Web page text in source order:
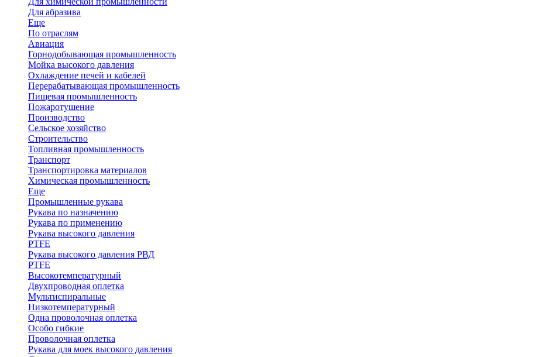
Для абразива
Еще
По отраслям
Авиация
Горнодобывающая промышленность
Мойка высокого давления
Охлаждение печей и кабелей
Перерабатывающая промышленность
Пищевая промышленность
Пожаротушение
Производство
Сельское хозяйство
Строительство
Топливная промышленность
Транспорт
Транспортировка материалов
Химическая промышленность
Еще
Промышленные рукава
Рукава по назначению
Рукава по применению
Рукава высокого давления
PTFE
Рукава высокого давления РВД
PTFE
Высокотемпературный
Двухпроводная оплетка
Мультиспиральные
Низкотемпературный
Одна проволочная оплетка
Особо гибкие
Проволочная оплетка
Рукава для моек высокого давления